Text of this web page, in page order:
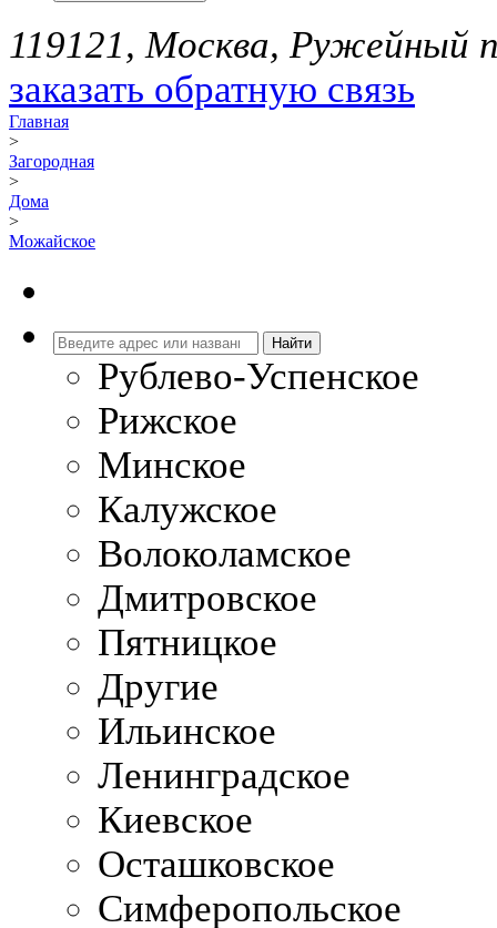
119121, Москва, Ружейный
заказать обратную связь
Главная
>
Загородная
>
Дома
>
Можайское
Рублево-Успенское
Рижское
Минское
Калужское
Волоколамское
Дмитровское
Пятницкое
Другие
Ильинское
Ленинградское
Киевское
Осташковское
Симферопольское